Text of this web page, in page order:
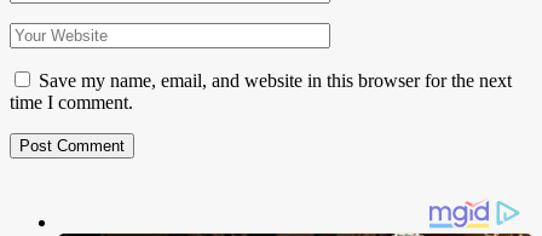
Save my name, email, and website in this browser for the next
time I comment.